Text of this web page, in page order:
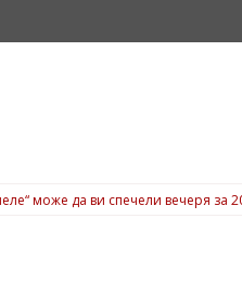
може да ви спечели вечеря за